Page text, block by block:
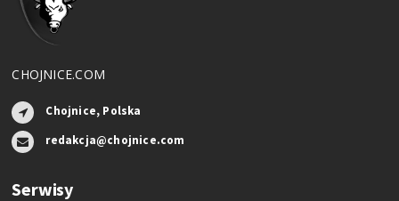
CHOJNICE.COM
Chojnice, Polska
redakcja@chojnice.com
Serwisy